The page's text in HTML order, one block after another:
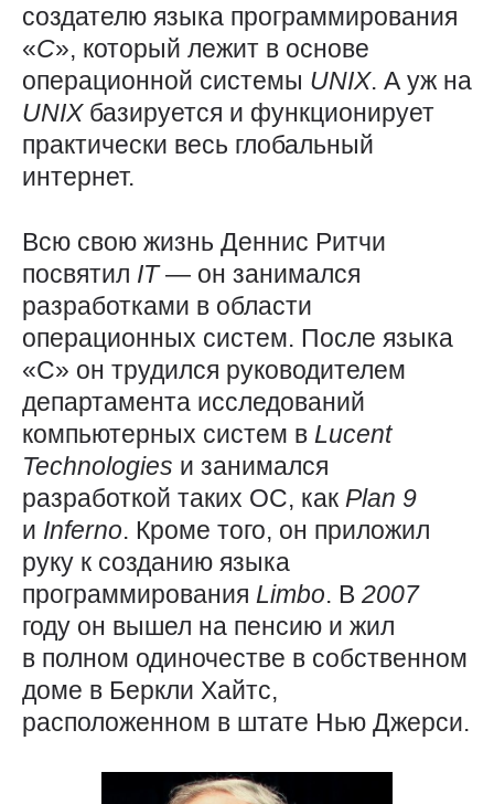
создателю языка программирования
«C», который лежит в основе
операционной системы UNIX. А уж на
UNIX базируется и функционирует
практически весь глобальный
интернет.
Всю свою жизнь Деннис Ритчи
посвятил IT— он занимался
разработками в области
операционных систем. После языка
«С» он трудился руководителем
департамента исследований
компьютерных систем в Lucent
Technologies и занимался
разработкой таких ОС, как Plan 9
и Inferno. Кроме того, он приложил
руку к созданию языка
программирования Limbo. В 2007
году он вышел на пенсию и жил
в полном одиночестве в собственном
доме в Беркли Хайтс,
расположенном в штате Нью Джерси.